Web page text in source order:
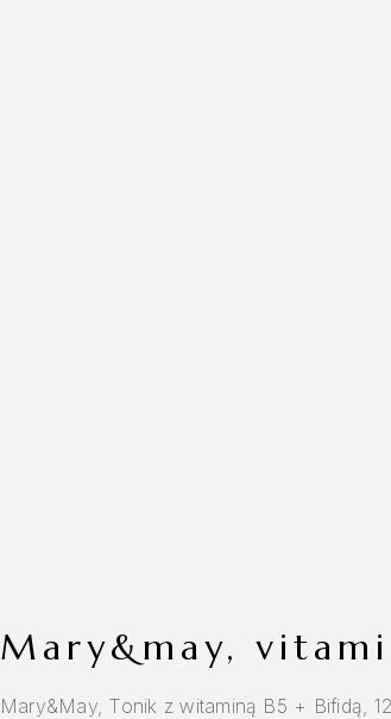
mary&may,
Mary&May, Tonik z witaminą B5 + Bifidą,